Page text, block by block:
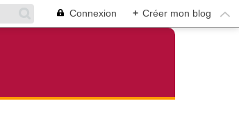
Connexion + Créer mon blog